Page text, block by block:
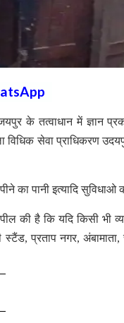
के तत्वाधान में ज्ञान
सेवा प्राधिकरण
का पानी इत्यादि
की है कि यदि किसी भी
प्रताप नगर,